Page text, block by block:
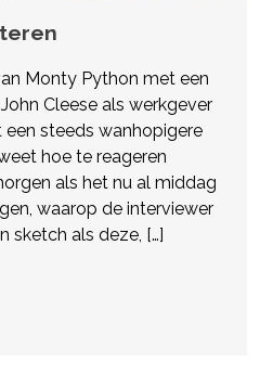
Monty Python met een
Cleese als werkgever
steeds wanhopigere
hoe te reageren
als het nu al middag
waarop de interviewer
sketch als deze, […]